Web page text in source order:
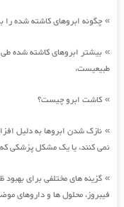
» چگونه ابروهای کاشته شده را
»
طبیعیست،
» کاشت ابرو چیست؟
» نازک شدن ابروها به دلیل
نمی کنند، یا یک مشکل پزشکی
» گزینه های مختلفی برای بهبود
فیبروز، محلول ها و داروهای